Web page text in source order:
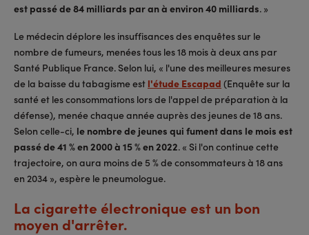
est passé de 84 milliards par an à environ 40 milliards. »
Le médecin déplore les insuffisances des enquêtes sur le
nombre de fumeurs, menées tous les 18 mois à deux ans par
Santé Publique France. Selon lui, « l'une des meilleures mesures
de la baisse du tabagisme est l'étude Escapad (Enquête sur la
santé et les consommations lors de l'appel de préparation à la
défense), menée chaque année auprès des jeunes de 18 ans.
Selon celle-ci, le nombre de jeunes qui fument dans le mois est
passé de 41 % en 2000 à 15 % en 2022. « Si l'on continue cette
trajectoire, on aura moins de 5 % de consommateurs à 18 ans
en 2034 », espère le pneumologue.
La cigarette électronique est un bon
moyen d'arrêter.